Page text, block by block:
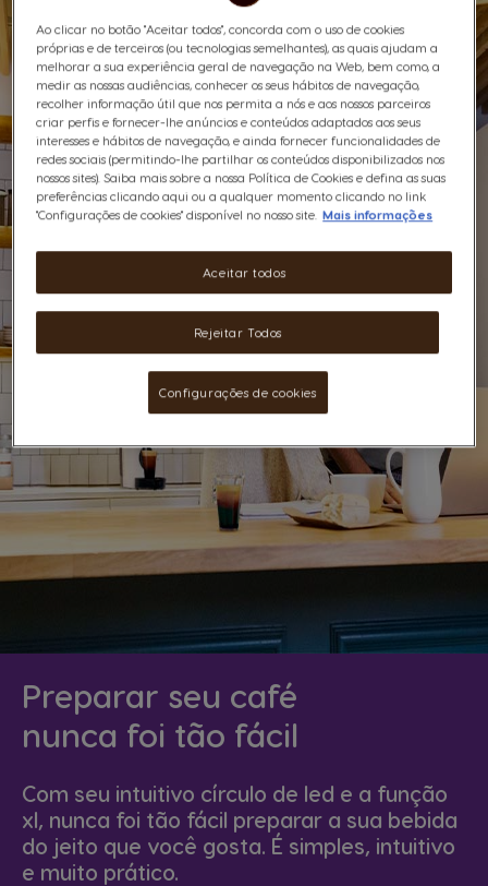
Preparar seu café
nunca foi tão fácil
Com seu intuitivo círculo de led e a função
xl, nunca foi tão fácil preparar a sua bebida
do jeito que você gosta. É simples, intuitivo
e muito prático.
Ao clicar no botão "Aceitar todos", concorda com o uso de cookies
próprias e de terceiros (ou tecnologias semelhantes), as quais ajudam a
melhorar a sua experiência geral de navegação na Web, bem como, a
medir as nossas audiências, conhecer os seus hábitos de navegação,
recolher informação útil que nos permita a nós e aos nossos parceiros
criar perfis e fornecer-lhe anúncios e conteúdos adaptados aos seus
interesses e hábitos de navegação, e ainda fornecer funcionalidades de
redes sociais (permitindo-lhe partilhar os conteúdos disponibilizados nos
nossos sites). Saiba mais sobre a nossa Política de Cookies e defina as suas
preferências clicando aqui ou a qualquer momento clicando no link
"Configurações de cookies" disponível no nosso site. Mais informações
Rejeitar Todos
Aceitar todos
Configurações de cookies